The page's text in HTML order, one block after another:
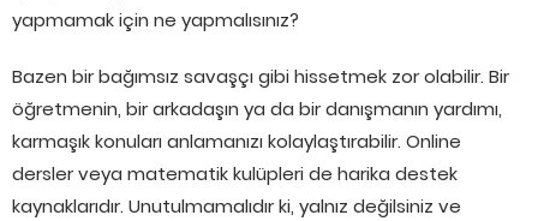
yapmamak için ne yapmalısınız?
Bazen bir bağımsız savaşçı gibi hissetmek zor olabilir. Bir
öğretmenin, bir arkadaşın ya da bir danışmanın yardımı,
karmaşık konuları anlamanızı kolaylaştırabilir. Online
dersler veya matematik kulüpleri de harika destek
kaynaklarıdır. Unutulmamalıdır ki, yalnız değilsiniz ve